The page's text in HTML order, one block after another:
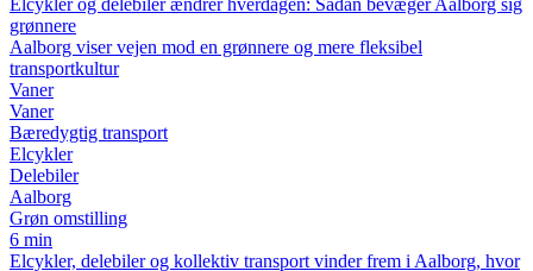
Elcykler og delebiler ændrer hverdagen: Sådan bevæger Aalborg sig
grønnere
Aalborg viser vejen mod en grønnere og mere fleksibel
transportkultur
Vaner
Vaner
Bæredygtig transport
Elcykler
Delebiler
Aalborg
Grøn omstilling
6 min
Elcykler, delebiler og kollektiv transport vinder frem i Aalborg, hvor